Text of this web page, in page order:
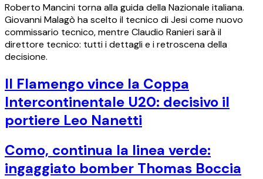
Roberto Mancini torna alla guida della Nazionale italiana.
Giovanni Malagò ha scelto il tecnico di Jesi come nuovo
commissario tecnico, mentre Claudio Ranieri sarà il
direttore tecnico: tutti i dettagli e i retroscena della
decisione.
Il Flamengo vince la Coppa
Intercontinentale U20: decisivo il
portiere Leo Nanetti
Como, continua la linea verde:
ingaggiato bomber Thomas Boccia